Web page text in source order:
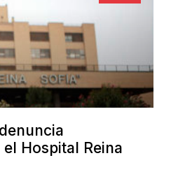
Hospital Reina